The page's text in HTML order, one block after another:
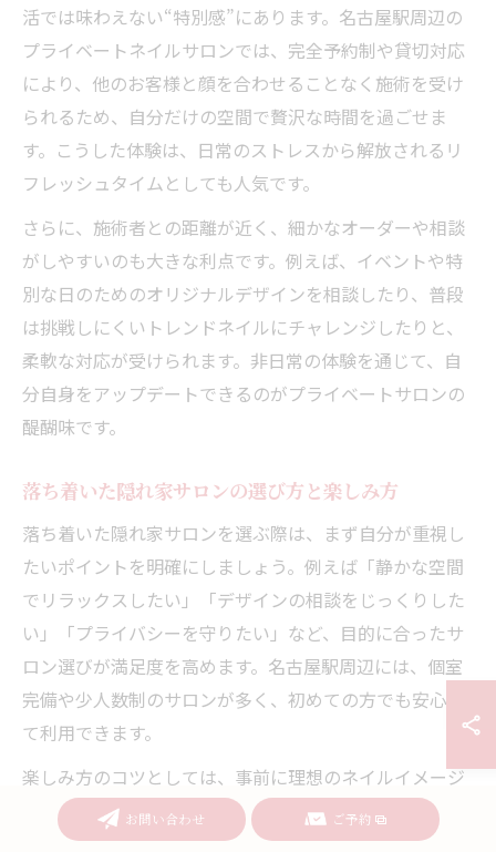
活では味わえない“特別感”にあります。名古屋駅周辺の
プライベートネイルサロンでは、完全予約制や貸切対応
により、他のお客様と顔を合わせることなく施術を受け
られるため、自分だけの空間で贅沢な時間を過ごせま
す。こうした体験は、日常のストレスから解放されるリ
フレッシュタイムとしても人気です。
さらに、施術者との距離が近く、細かなオーダーや相談
がしやすいのも大きな利点です。例えば、イベントや特
別な日のためのオリジナルデザインを相談したり、普段
は挑戦しにくいトレンドネイルにチャレンジしたりと、
柔軟な対応が受けられます。非日常の体験を通じて、自
分自身をアップデートできるのがプライベートサロンの
醍醐味です。
落ち着いた隠れ家サロンの選び方と楽しみ方
落ち着いた隠れ家サロンを選ぶ際は、まず自分が重視し
たいポイントを明確にしましょう。例えば「静かな空間
でリラックスしたい」「デザインの相談をじっくりした
い」「プライバシーを守りたい」など、目的に合ったサ
ロン選びが満足度を高めます。名古屋駅周辺には、個室
完備や少人数制のサロンが多く、初めての方でも安心し
て利用できます。
楽しみ方のコツとしては、事前に理想のネイルイメージ
や希望デザインを用意し、施術者と相談しながら決める
ことで、より満足度の高い仕上がりが期待できます。ま
お問い合わせ ご予約